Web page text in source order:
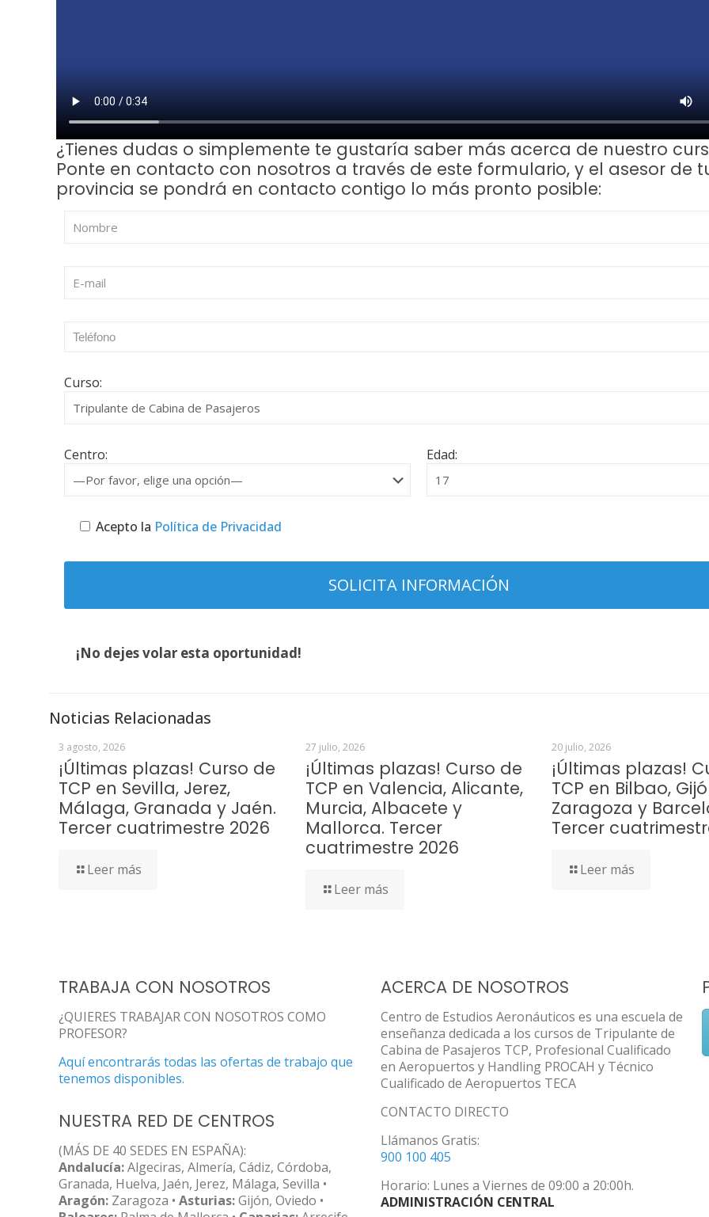
¿Tienes dudas o simplemente te gustaría saber más acerca de nuestro
Ponte en contacto con nosotros a través de este formulario, y el asesor de
provincia se pondrá en contacto contigo lo más pronto posible:
Curso:
Centro: Edad:
Acepto la Política de Privacidad
¡No dejes volar esta oportunidad!
Noticias Relacionadas
3 agosto, 2026
¡Últimas plazas! Curso de
TCP en Sevilla, Jerez,
Málaga, Granada y Jaén.
Tercer cuatrimestre 2026
Leer más
27 julio, 2026
¡Últimas plazas! Curso de
TCP en Valencia, Alicante,
Murcia, Albacete y
Mallorca. Tercer
cuatrimestre 2026
Leer más
20 julio, 2026
¡Últimas plazas!
TCP en Bilbao,
Zaragoza y
Tercer
Leer más
TRABAJA CON NOSOTROS
¿QUIERES TRABAJAR CON NOSOTROS COMO
PROFESOR?
Aquí encontrarás todas las ofertas de trabajo que
tenemos disponibles.
NUESTRA RED DE CENTROS
(MÁS DE 40 SEDES EN ESPAÑA):
Andalucía:Algeciras, Almería, Cádiz, Córdoba,
Granada, Huelva, Jaén, Jerez, Málaga, Sevilla •
Aragón: Zaragoza • Asturias:Gijón, Oviedo •
ACERCA DE NOSOTROS
Centro de Estudios Aeronáuticos es una escuela de
enseñanza dedicada a los cursos de Tripulante de
Cabina de Pasajeros TCP, Profesional Cualificado
en Aeropuertos y Handling PROCAH y Técnico
Cualificado de Aeropuertos TECA
CONTACTO DIRECTO
Llámanos Gratis:
900 100 405
Horario: Lunes a Viernes de 09:00 a 20:00h.
ADMINISTRACIÓN CENTRAL